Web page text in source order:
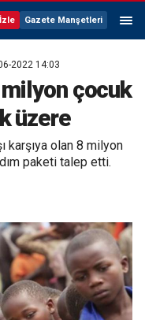
İzle Gazete Manşetleri
2022 14:03
milyon çocuk
üzere
karşıya olan 8 milyon
paketi talep etti.